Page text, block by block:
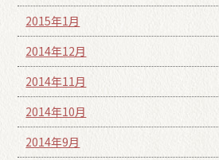
2015年1月
2014年12月
2014年11月
2014年10月
2014年9月